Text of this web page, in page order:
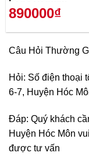
890000₫
Câu Hỏi Thường
Hỏi: Số điện thoại
6-7, Huyện Hóc
Đáp: Quý khách
Huyện Hóc Môn
được tư vấn